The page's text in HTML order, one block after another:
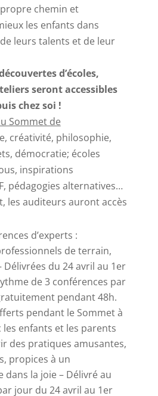
chemin et
les enfants dans
leurs talents et de leur
d’écoles,
seront accessibles
chez soi !
Sommet de
créativité, philosophie,
démocratie; écoles
inspirations
pédagogies alternatives…
les auditeurs auront accès
d’experts :
de terrain,
du 24 avril au 1er
de 3 conférences par
pendant 48h.
pendant le Sommet à
les enfants et les parents
des pratiques amusantes,
propices à un
dans la joie – Délivré au
jour du 24 avril au 1er